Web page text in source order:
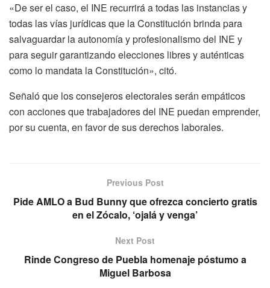
«De ser el caso, el INE recurrirá a todas las instancias y
todas las vías jurídicas que la Constitución brinda para
salvaguardar la autonomía y profesionalismo del INE y
para seguir garantizando elecciones libres y auténticas
como lo mandata la Constitución», citó.
Señaló que los consejeros electorales serán empáticos
con acciones que trabajadores del INE puedan emprender,
por su cuenta, en favor de sus derechos laborales.
Previous Post
Pide AMLO a Bud Bunny que ofrezca concierto gratis
en el Zócalo, ‘ojalá y venga’
Next Post
Rinde Congreso de Puebla homenaje póstumo a
Miguel Barbosa